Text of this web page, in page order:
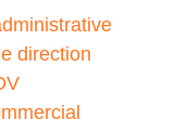
direction